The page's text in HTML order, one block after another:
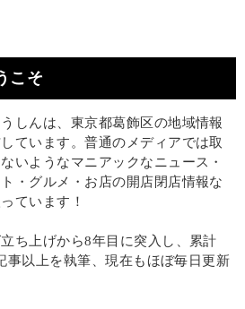
こそ
しんは、東京都葛飾区の地域情報
ています。普通のメディアでは取
いようなマニアックなニュース・
・グルメ・お店の開店閉店情報な
ています！
ち上げから8年目に突入し、累計
事以上を執筆、現在もほぼ毎日更新